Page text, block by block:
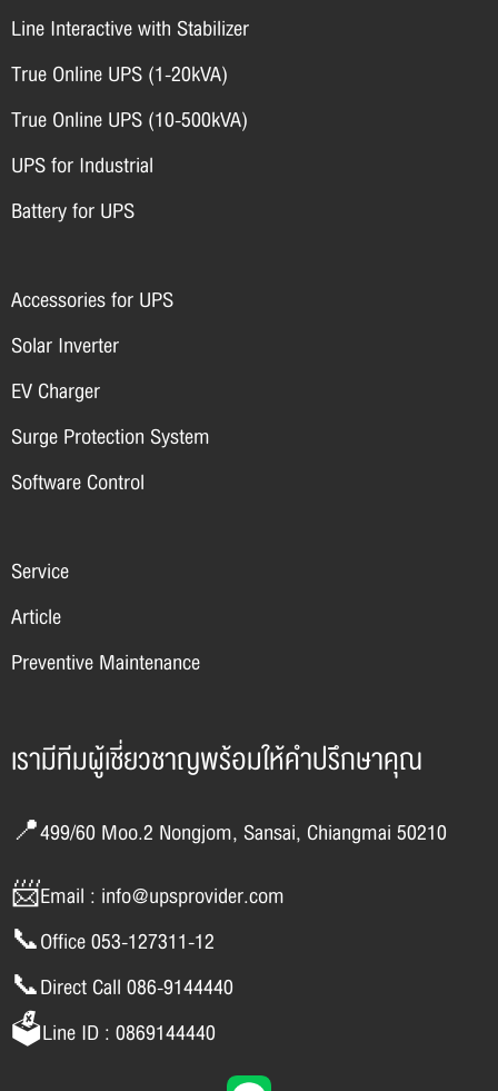
Line Interactive with Stabilizer
True Online UPS (1-20kVA)
True Online UPS (10-500kVA)
UPS for Industrial
Battery for UPS
Accessories for UPS
Solar Inverter
EV Charger
Surge Protection System
Software Control
Service
Article
Preventive Maintenance
เรามีทีมผู้เชี่ยวชาญพร้อมให้คำปรึกษาคุณ
📍499/60 Moo.2 Nongjom, Sansai, Chiangmai 50210
📨Email : info@upsprovider.com
📞Office 053-127311-12
📞Direct Call 086-9144440
🗳️Line ID : 0869144440